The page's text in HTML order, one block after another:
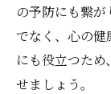
の予防にも繋
でなく、心の
にも役立つた
せましょう。